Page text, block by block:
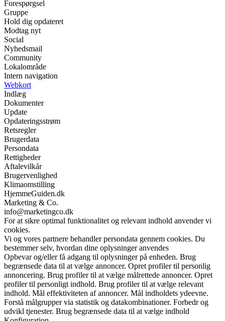
Forespørgsel
Gruppe
Hold dig opdateret
Modtag nyt
Social
Nyhedsmail
Community
Lokalområde
Intern navigation
Webkort
Indlæg
Dokumenter
Update
Opdateringsstrøm
Retsregler
Brugerdata
Persondata
Rettigheder
Aftalevilkår
Brugervenlighed
Klimaomstilling
HjemmeGuiden.dk
Marketing & Co.
info@marketingco.dk
For at sikre optimal funktionalitet og relevant indhold anvender vi
cookies.
Vi og vores partnere behandler persondata gennem cookies. Du
bestemmer selv, hvordan dine oplysninger anvendes
Opbevar og/eller få adgang til oplysninger på enheden. Brug
begrænsede data til at vælge annoncer. Opret profiler til personlig
annoncering. Brug profiler til at vælge målrettede annoncer. Opret
profiler til personligt indhold. Brug profiler til at vælge relevant
indhold. Mål effektiviteten af annoncer. Mål indholdets ydeevne.
Forstå målgrupper via statistik og datakombinationer. Forbedr og
udvikl tjenester. Brug begrænsede data til at vælge indhold